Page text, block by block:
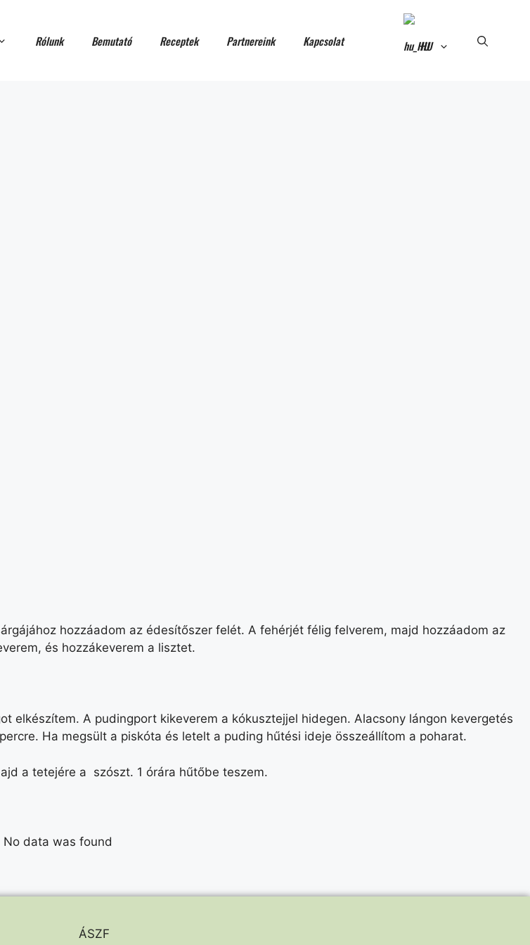
Rólunk Bemutató Receptek Partnereink Kapcsolat HU
hozzáadom az édesítőszer felét. A fehérjét félig felverem, majd hozzáadom az
és hozzákeverem a lisztet.
elkészítem. A pudingport kikeverem a kókusztejjel hidegen. Alacsony lángon kevergetés
Ha megsült a piskóta és letelt a puding hűtési ideje összeállítom a poharat.
a tetejére a szószt. 1 órára hűtőbe teszem.
No data was found
ÁSZF